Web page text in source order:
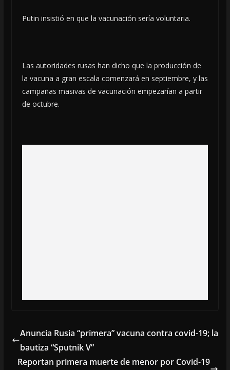
Putin insistió en que la vacunación sería voluntaria.
Las autoridades rusas han dicho que la producción de
la vacuna a gran escala comenzará en septiembre, y las
campañas masivas de vacunación empezarían a partir
de octubre.
Anuncia Rusia “primera” vacuna contra covid-19; la
bautiza “Sputnik V”
Reportan primera muerte de menor por Covid-19